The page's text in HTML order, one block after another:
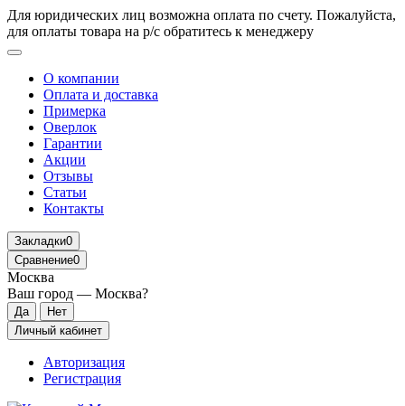
Для юридических лиц возможна оплата по счету. Пожалуйста,
для оплаты товара на р/с обратитесь к менеджеру
О компании
Оплата и доставка
Примерка
Оверлок
Гарантии
Акции
Отзывы
Статьи
Контакты
Закладки0
Сравнение0
Москва
Ваш город — Москва?
Личный кабинет
Авторизация
Регистрация